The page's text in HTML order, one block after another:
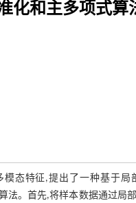
化和主多项式算
态特征,提出了一种基于局部
法。首先,将样本数据通过局